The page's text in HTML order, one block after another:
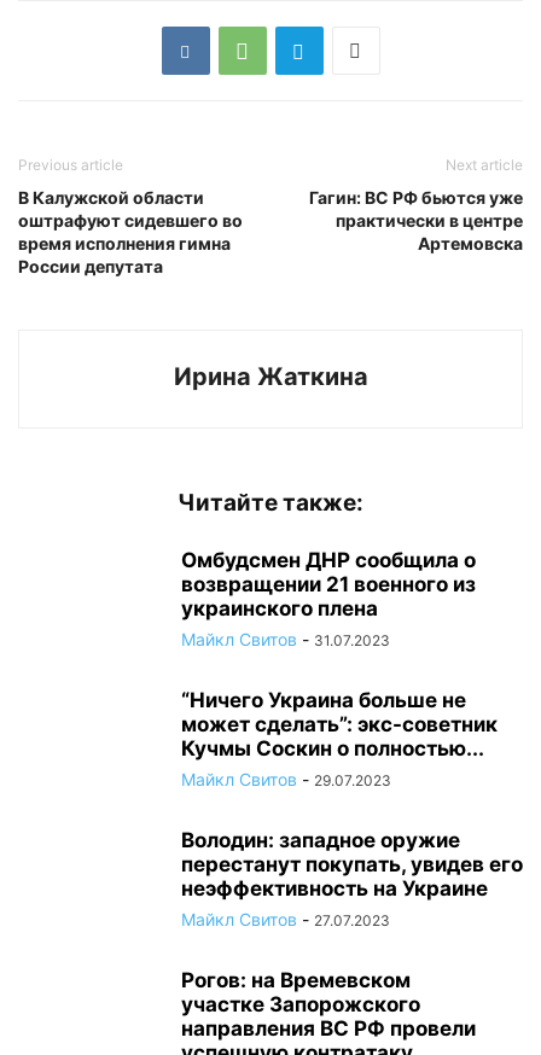
Previous article
В Калужской области
оштрафуют сидевшего во
время исполнения гимна
России депутата
Next article
Гагин: ВС РФ бьются уже
практически в центре
Артемовска
Ирина Жаткина
Читайте также:
Омбудсмен ДНР сообщила о
возвращении 21 военного из
украинского плена
Майкл Свитов - 31.07.2023
“Ничего Украина больше не
может сделать”: экс-советник
Кучмы Соскин о полностью...
Майкл Свитов - 29.07.2023
Володин: западное оружие
перестанут покупать, увидев его
неэффективность на Украине
Майкл Свитов - 27.07.2023
Рогов: на Времевском
участке Запорожского
направления ВС РФ провели